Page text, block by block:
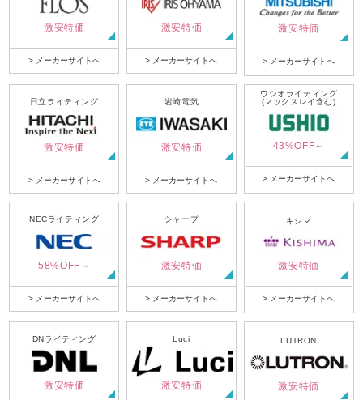
激安特価
> メーカーサイトへ
激安特価
> メーカーサイトへ
激安特価
> メーカーサイトへ
日立ライティング
激安特価
> メーカーサイトへ
岩崎電気
激安特価
> メーカーサイトへ
ウシオライティング
(マックスレイ含む)
43%OFF～
> メーカーサイトへ
NECライティング
58%OFF～
> メーカーサイトへ
シャープ
激安特価
> メーカーサイトへ
キシマ
激安特価
> メーカーサイトへ
DNライティング
激安特価
Luci
激安特価
LUTRON
激安特価